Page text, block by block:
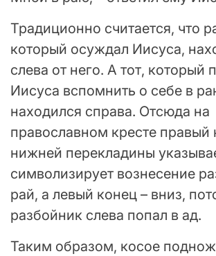
Традиционно считается, что
который осуждал Иисуса,
слева от него. А тот, который
Иисуса вспомнить о себе в
находился справа. Отсюда на
православном кресте правый
нижней перекладины
символизирует вознесение
рай, а левый конец – вниз,
разбойник слева попал в ад.
Таким образом, косое